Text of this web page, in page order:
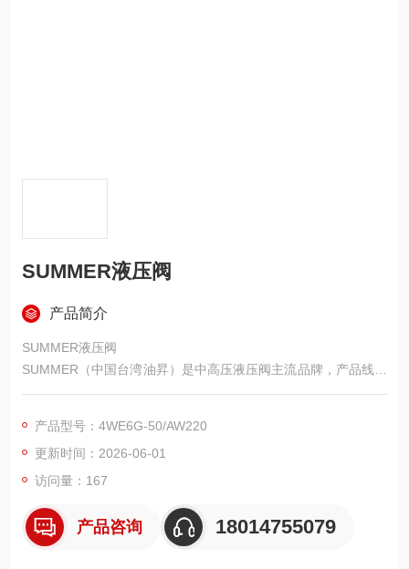
SUMMER液压阀
产品简介
SUMMER液压阀
SUMMER（中国台湾油昇）是中高压液压阀主流品牌，产品线覆
盖压力、方向、流量、比例四大类，主打高稳定、低噪声、长寿
产品型号：4WE6G-50/AW220
更新时间：2026-06-01
访问量：167
产品咨询 18014755079